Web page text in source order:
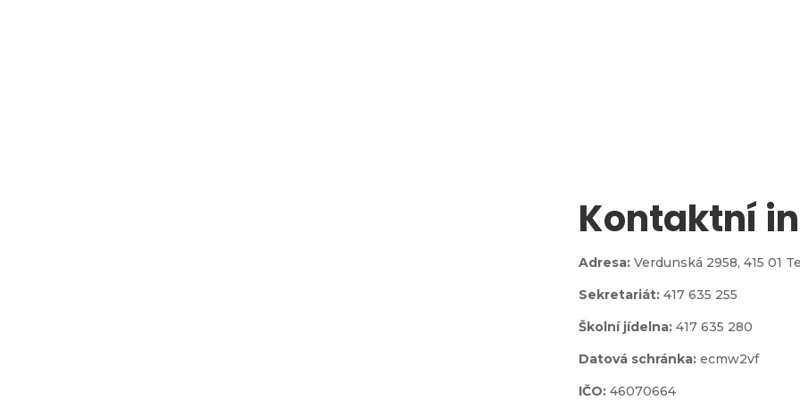
Kontaktní
Adresa: Verdunská 2958,415 01
Sekretariát: 417 635 255
Školní jídelna:417 635 280
Datová schránka: ecmw2vf
IČO: 46070664